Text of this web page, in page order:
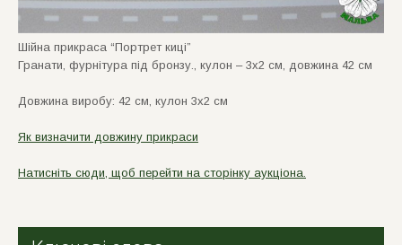
Шiйна прикраса “Портрет кицi”
Гранати, фурнiтура пiд бронзу., кулон – 3х2 см, довжина 42 см
Довжина виробу: 42 см, кулон 3х2 см
Як визначити довжину прикраси
Натисніть сюди, щоб перейти на сторінку аукціона.